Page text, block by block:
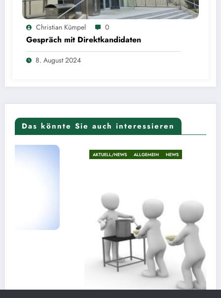
Christian Kümpel 0
Gespräch mit Direktkandidaten
8. August 2024
Das könnte Sie auch interessieren
ALLGEMEIN NEWS